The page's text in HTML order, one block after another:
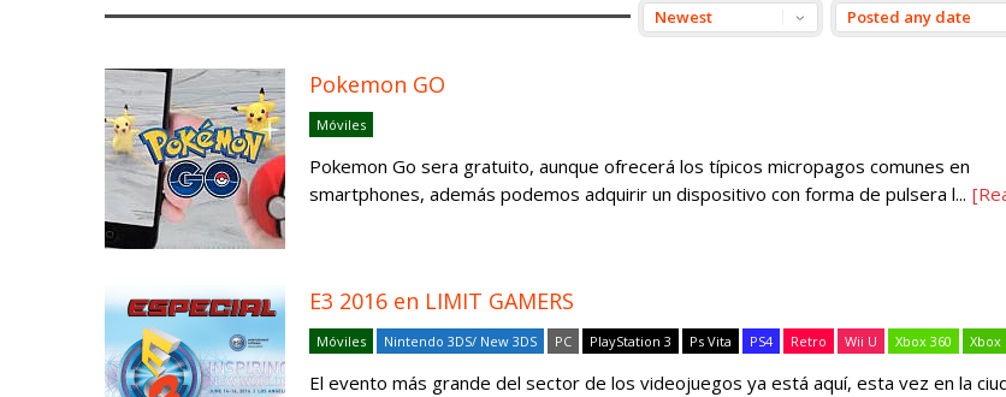
Pokemon GO
Móviles
Pokemon Go sera gratuito, aunque ofrecerá los típicos micropagos comunes en
smartphones, además podemos adquirir un dispositivo con forma de pulsera l...
E3 2016 en LIMIT GAMERS
Móviles Nintendo 3DS/ New 3DS PC PlayStation 3 Ps Vita PS4 Retro Wii U Xbox 360 Xbox
El evento más grande del sector de los videojuegos ya está aquí, esta vez en la